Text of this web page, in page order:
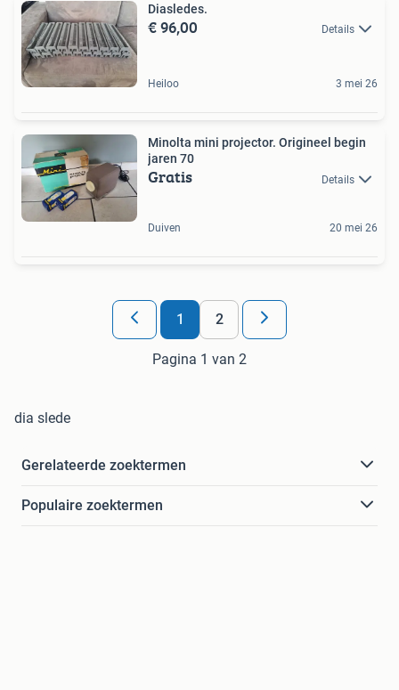
Diasledes.
€ 96,00 Details
Heiloo 3 mei 26
Minolta mini projector. Origineel begin
jaren 70
Gratis Details
Duiven 20 mei 26
1 2
Pagina 1 van 2
dia slede
Gerelateerde zoektermen
Populaire zoektermen